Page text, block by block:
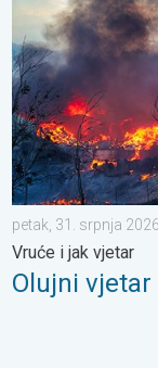
petak, 31. srpnja 2026.
Vruće i jak vjetar
Olujni